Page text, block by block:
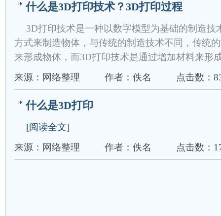
什么是3D打印技术？3D打印过程
3D打印技术是一种以数字模型为基础的制造技
方式来制造物体，与传统的制造技术不同，传统
来形成物体，而3D打印技术是通过增加材料来形
来源：网络整理
作者：佚名 点击数：
什么是3D打印
[阅读全文]
来源：网络整理
作者：佚名 点击数：